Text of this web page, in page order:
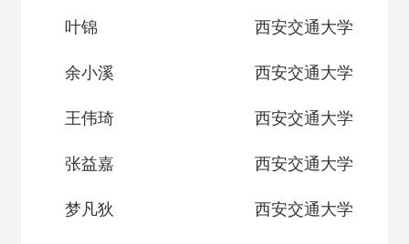
叶锦 西安交通大学
余小溪 西安交通大学
王伟琦 西安交通大学
张益嘉 西安交通大学
梦凡狄 西安交通大学